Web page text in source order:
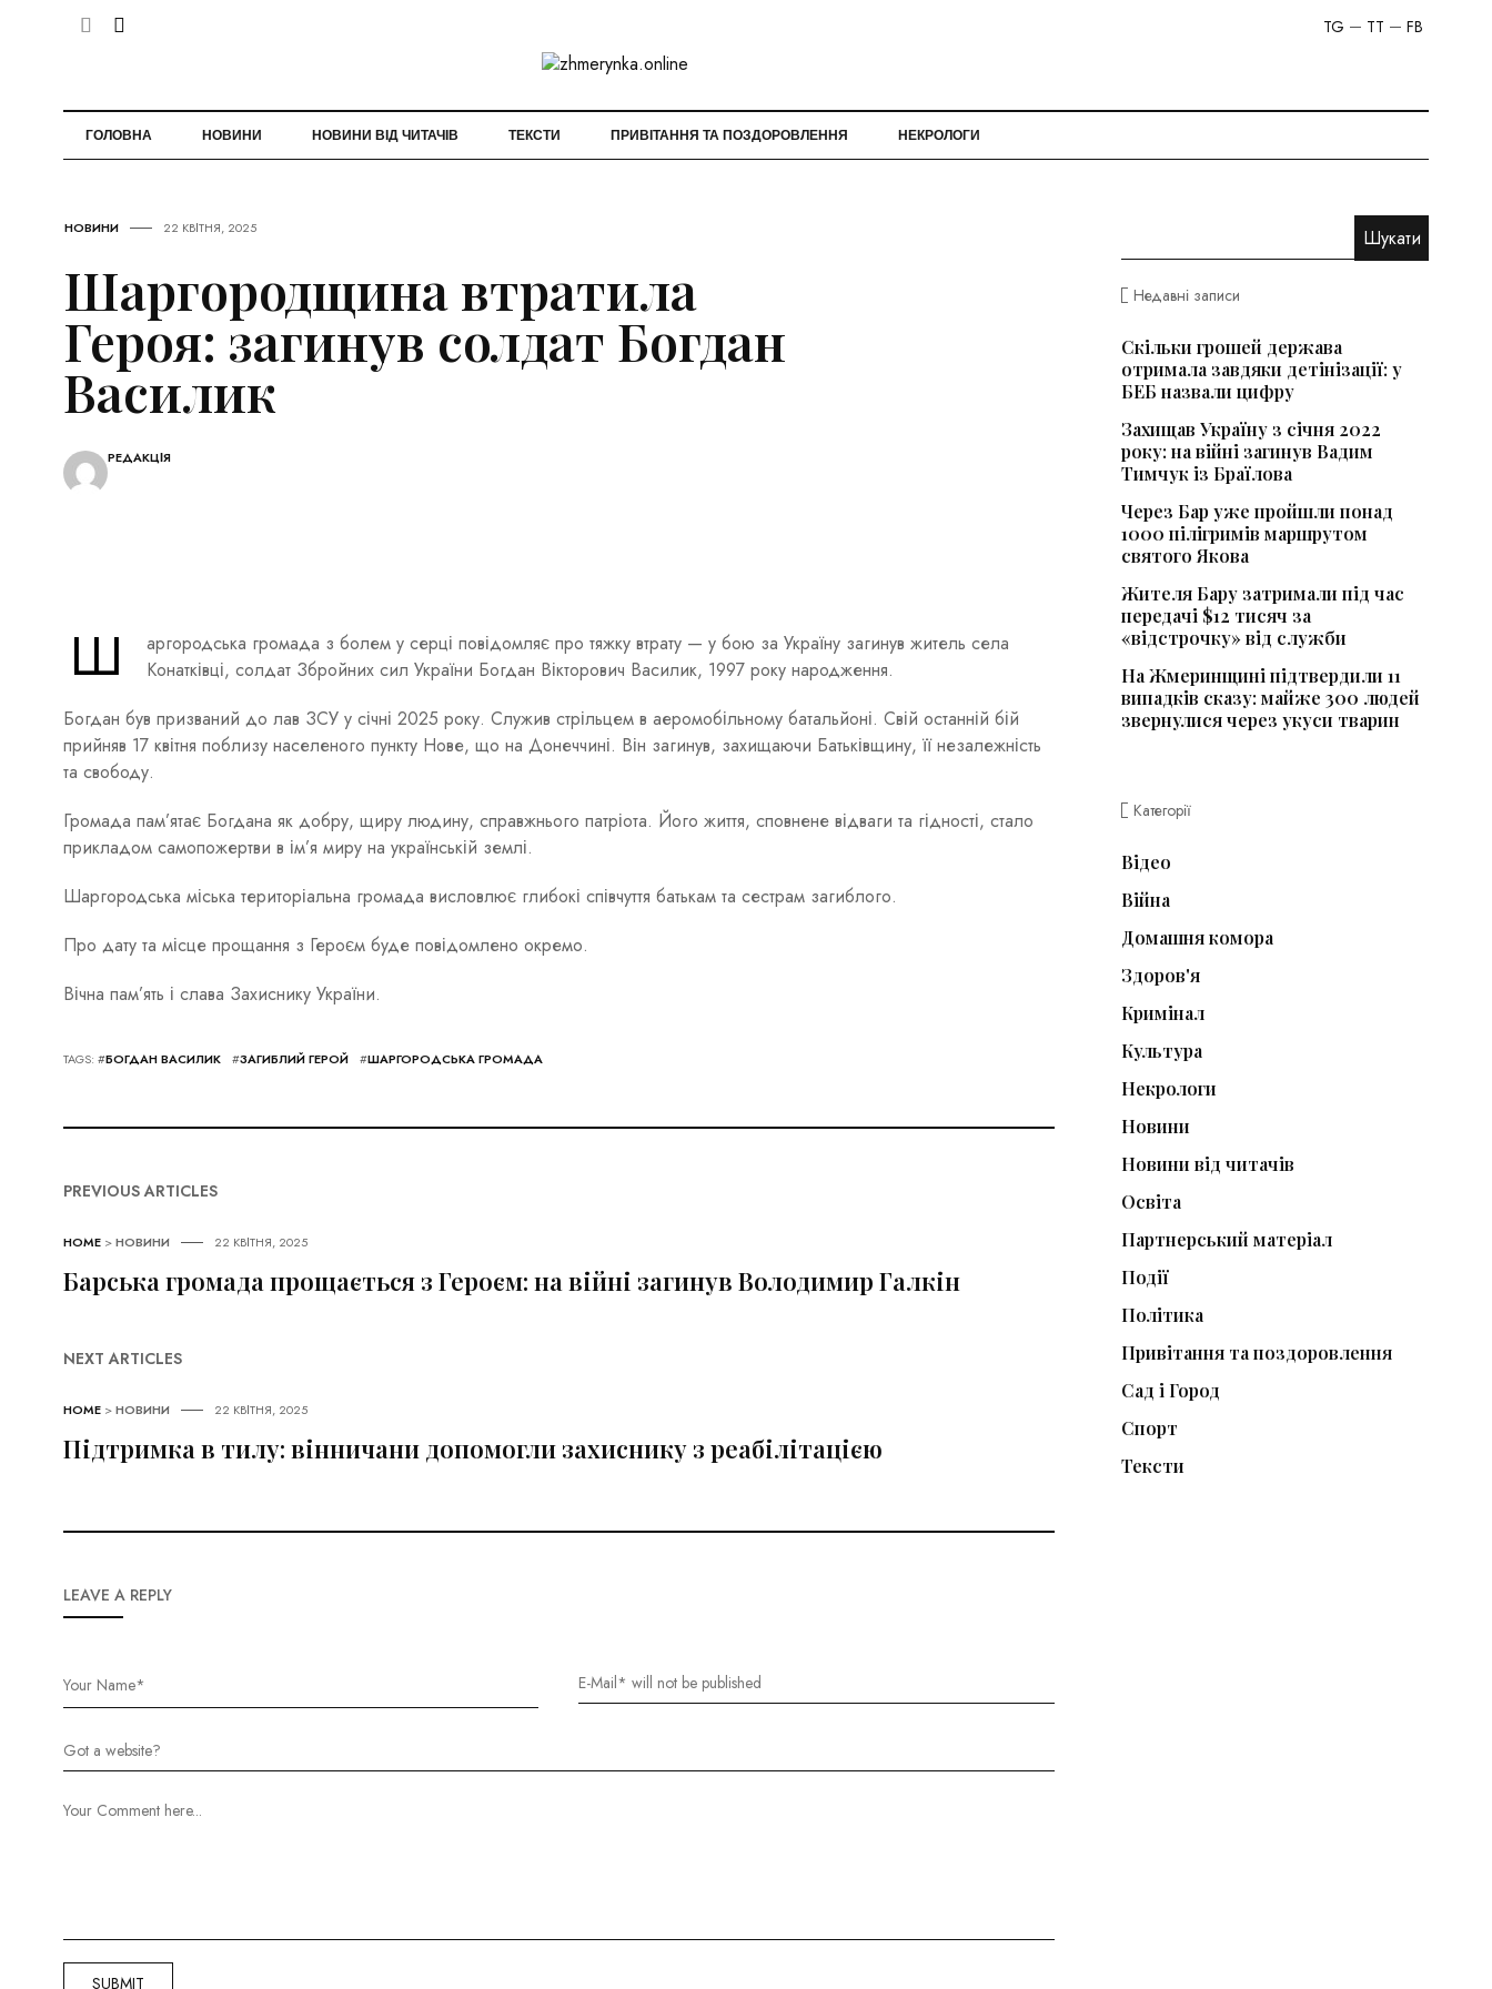
FB
TT
TG
ГОЛОВНА НОВИНИ НОВИНИ ВІД ЧИТАЧІВ ТЕКСТИ ПРИВІТАННЯ ТА ПОЗДОРОВЛЕННЯ НЕКРОЛОГИ
НОВИНИ 22 КВІТНЯ, 2025
Шаргородщина втратила
Героя: загинув солдат Богдан
Василик
РЕДАКЦІЯ
Ш
аргородська громада з болем у серці повідомляє про тяжку втрату — у бою за Україну загинув житель села
Конатківці, солдат Збройних сил України Богдан Вікторович Василик, 1997 року народження.
Богдан був призваний до лав ЗСУ у січні 2025 року. Служив стрільцем в аеромобільному батальйоні. Свій останній бій
прийняв 17 квітня поблизу населеного пункту Нове, що на Донеччині. Він загинув, захищаючи Батьківщину, її незалежність
та свободу.
Громада пам’ятає Богдана як добру, щиру людину, справжнього патріота. Його життя, сповнене відваги та гідності, стало
прикладом самопожертви в ім’я миру на українській землі.
Шаргородська міська територіальна громада висловлює глибокі співчуття батькам та сестрам загиблого.
Про дату та місце прощання з Героєм буде повідомлено окремо.
Вічна пам’ять і слава Захиснику України.
TAGS: #БОГДАН ВАСИЛИК #ЗАГИБЛИЙ ГЕРОЙ #ШАРГОРОДСЬКА ГРОМАДА
PREVIOUS ARTICLES
HOME >НОВИНИ 22 КВІТНЯ, 2025
Барська громада прощається з Героєм: на війні загинув Володимир Галкін
NEXT ARTICLES
HOME >НОВИНИ 22 КВІТНЯ, 2025
Підтримка в тилу: вінничани допомогли захиснику з реабілітацією
LEAVE A REPLY
Недавні записи
Скільки грошей держава
отримала завдяки детінізації: у
БЕБ назвали цифру
Захищав Україну з січня 2022
року: на війні загинув Вадим
Тимчук із Браїлова
Через Бар уже пройшли понад
1000 пілігримів маршрутом
святого Якова
Жителя Бару затримали під час
передачі $12 тисяч за
«відстрочку» від служби
На Жмеринщині підтвердили 11
випадків сказу: майже 300 людей
звернулися через укуси тварин
Категорії
Відео
Війна
Домашня комора
Здоров'я
Кримінал
Культура
Некрологи
Новини
Новини від читачів
Освіта
Партнерський матеріал
Події
Політика
Привітання та поздоровлення
Сад і Город
Спорт
Тексти